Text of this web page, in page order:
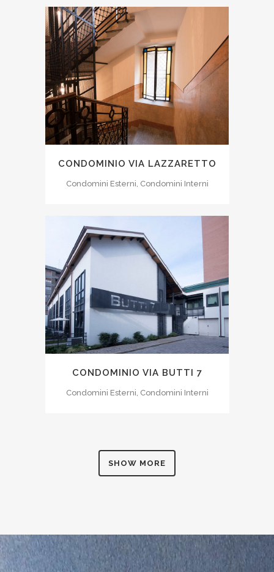
CONDOMINIO VIA LAZZARETTO
Condomini Esterni, Condomini Interni
CONDOMINIO VIA BUTTI 7
Condomini Esterni, Condomini Interni
SHOW MORE
1